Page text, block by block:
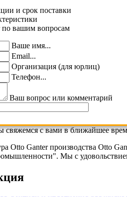
и срок поставки
по вашим вопросам
Ваше имя...
Email...
Организация (для юрлиц)
Телефон...
Ваш вопрос или комментарий
свяжемся с вами в ближайшее
Otto Ganter производства Otto
Мы с